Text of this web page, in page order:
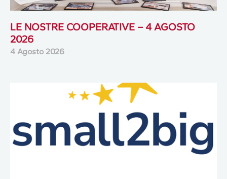
LE NOSTRE COOPERATIVE – 4 AGOSTO
2026
4 Agosto 2026